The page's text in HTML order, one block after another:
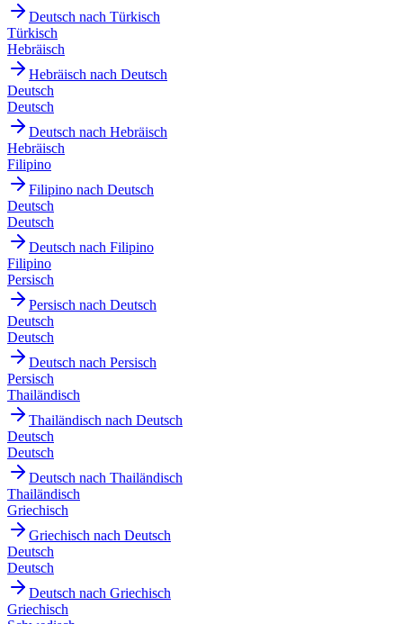
Deutsch nach Türkisch
Türkisch
Hebräisch
Hebräisch nach Deutsch
Deutsch
Deutsch
Deutsch nach Hebräisch
Hebräisch
Filipino
Filipino nach Deutsch
Deutsch
Deutsch
Deutsch nach Filipino
Filipino
Persisch
Persisch nach Deutsch
Deutsch
Deutsch
Deutsch nach Persisch
Persisch
Thailändisch
Thailändisch nach Deutsch
Deutsch
Deutsch
Deutsch nach Thailändisch
Thailändisch
Griechisch
Griechisch nach Deutsch
Deutsch
Deutsch
Deutsch nach Griechisch
Griechisch